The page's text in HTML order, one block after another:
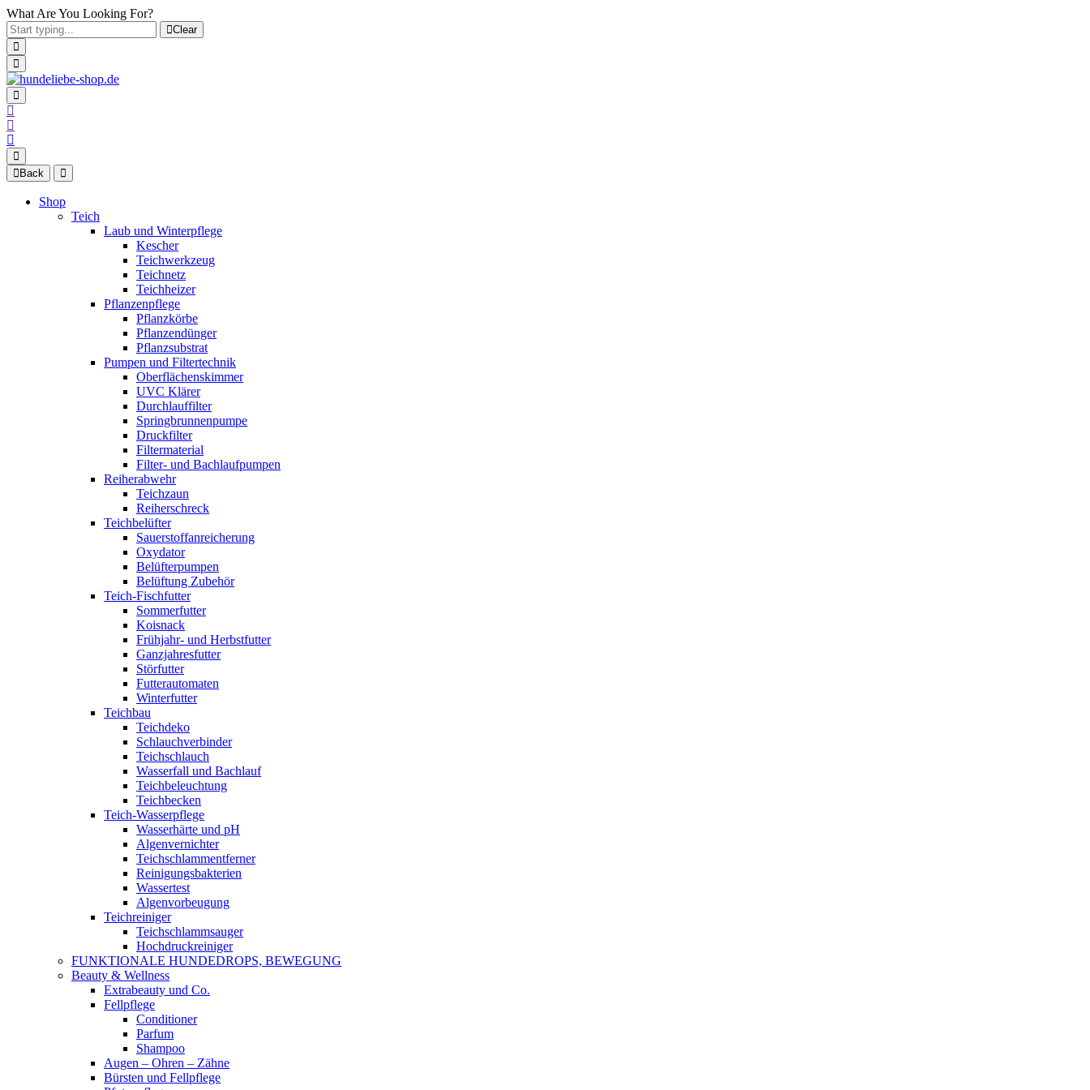
What Are You Looking For?
Clear
Back
Shop
Teich
Laub und Winterpflege
Kescher
Teichwerkzeug
Teichnetz
Teichheizer
Pflanzenpflege
Pflanzkörbe
Pflanzendünger
Pflanzsubstrat
Pumpen und Filtertechnik
Oberflächenskimmer
UVC Klärer
Durchlauffilter
Springbrunnenpumpe
Druckfilter
Filtermaterial
Filter- und Bachlaufpumpen
Reiherabwehr
Teichzaun
Reiherschreck
Teichbelüfter
Sauerstoffanreicherung
Oxydator
Belüfterpumpen
Belüftung Zubehör
Teich-Fischfutter
Sommerfutter
Koisnack
Frühjahr- und Herbstfutter
Ganzjahresfutter
Störfutter
Futterautomaten
Winterfutter
Teichbau
Teichdeko
Schlauchverbinder
Teichschlauch
Wasserfall und Bachlauf
Teichbeleuchtung
Teichbecken
Teich-Wasserpflege
Wasserhärte und pH
Algenvernichter
Teichschlammentferner
Reinigungsbakterien
Wassertest
Algenvorbeugung
Teichreiniger
Teichschlammsauger
Hochdruckreiniger
FUNKTIONALE HUNDEDROPS, BEWEGUNG
Beauty & Wellness
Extrabeauty und Co.
Fellpflege
Conditioner
Parfum
Shampoo
Augen – Ohren – Zähne
Bürsten und Fellpflege